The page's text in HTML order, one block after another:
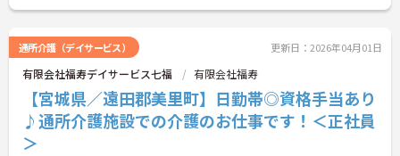
通所介護（デイサービス） 更新日：2026年04月01日
有限会社福寿デイサービス七福 有限会社福寿
【宮城県／遠田郡美里町】日勤帯◎資格手当あり
♪通所介護施設での介護のお仕事です！＜正社員
＞